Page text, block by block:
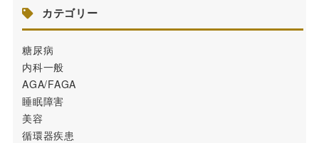
カテゴリー
糖尿病
内科一般
AGA/FAGA
睡眠障害
美容
循環器疾患